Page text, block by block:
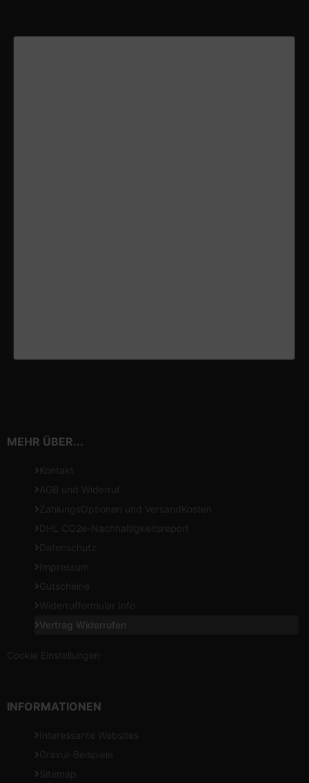
MEHR ÜBER...
Kontakt
AGB und Widerruf
ZahlungsOptionen und VersandKosten
DHL CO2e-Nachhaltigkeitsreport
Datenschutz
Impressum
Gutscheine
Widerrufformular Info
Vertrag Widerrufen
Cookie Einstellungen
INFORMATIONEN
Interessante Websites
Gravur-Beispiele
Sitemap